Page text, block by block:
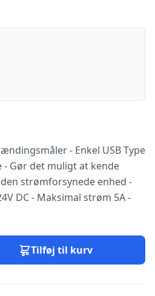
- Enkel USB Type
- Gør det muligt at kende
strømforsynede enhed -
DC - Maksimal strøm 5A -
Tilføj til kurv